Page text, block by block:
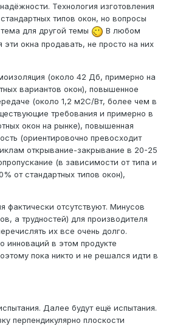
Технология изготовления
типов окон, но вопросы
для другой темы
В любом
окна продавать, не просто на них
(около 42 Дб, примерно на
вариантов окон), повышенное
(около 1,2 м2С/Вт, более чем в
требования и примерно в
окон на рынке), повышенная
(ориентировочно превосходит
открывание-закрывание в 20-25
(в зависимости от типа и
от стандартных типов окон),
фактически отсутствуют. Минусов
а трудностей) для производителя
их все очень долго.
инноваций в этом продукте
пока никто и не решался идти в
Далее будут ещё испытания.
перпендикулярно плоскости